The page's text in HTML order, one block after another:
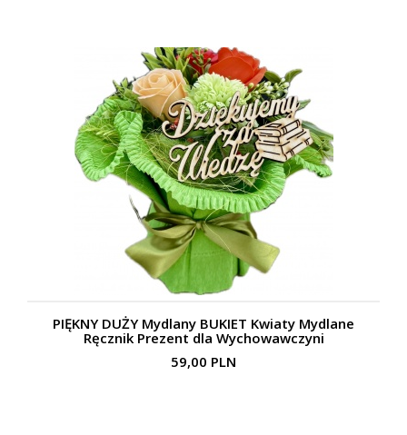
PIĘKNY DUŻY Mydlany BUKIET Kwiaty Mydlane
Ręcznik Prezent dla Wychowawczyni
59,00 PLN